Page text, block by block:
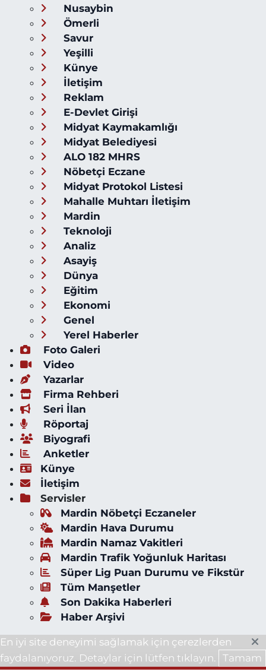
Nusaybin
Ömerli
Savur
Yeşilli
Künye
İletişim
Reklam
E-Devlet Girişi
Midyat Kaymakamlığı
Midyat Belediyesi
ALO 182 MHRS
Nöbetçi Eczane
Midyat Protokol Listesi
Mahalle Muhtarı İletişim
Mardin
Teknoloji
Analiz
Asayiş
Dünya
Eğitim
Ekonomi
Genel
Yerel Haberler
Foto Galeri
Video
Yazarlar
Firma Rehberi
Seri İlan
Röportaj
Biyografi
Anketler
Künye
İletişim
Servisler
Mardin Nöbetçi Eczaneler
Mardin Hava Durumu
Mardin Namaz Vakitleri
Mardin Trafik Yoğunluk Haritası
Süper Lig Puan Durumu ve Fikstür
Tüm Manşetler
Son Dakika Haberleri
Haber Arşivi
En iyi site deneyimi sağlamak için çerezlerden
faydalanıyoruz. Detaylar için lütfen tıklayın.
Tamam